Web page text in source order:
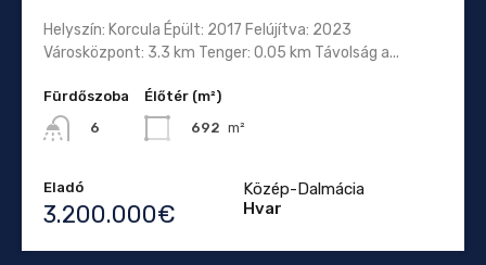
Helyszín: Korcula Épült: 2017 Felújítva: 2023
Városközpont: 3.3 km Tenger: 0.05 km Távolság a...
Fürdőszoba
6
Élőtér (m²)
692 m²
Eladó
3.200.000€
Közép-Dalmácia
Hvar